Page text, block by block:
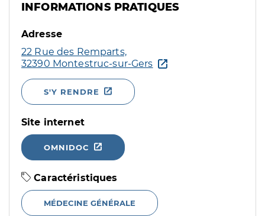
INFORMATIONS PRATIQUES
Adresse
22 Rue des Remparts,
32390 Montestruc-sur-Gers
S'Y RENDRE
Site internet
OMNIDOC
Caractéristiques
MÉDECINE GÉNÉRALE